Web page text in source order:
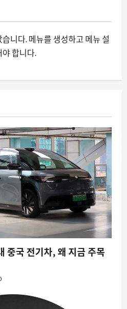
력이 비스팀 게임까지 장악하는
데스크톱 레이아웃 충돌 문제
국 차를 베껴 개발 기간을 절반
진짜 이유
2026 0
니다. 메뉴를 생성하고 메뉴 설
야 합니다.
중국 전기차, 왜 지금 주목